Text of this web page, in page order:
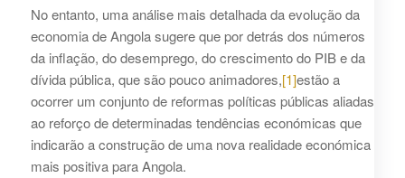
No entanto, uma análise mais detalhada da evolução da
economia de Angola sugere que por detrás dos números
da inflação, do desemprego, do crescimento do PIB e da
dívida pública, que são pouco animadores,[1]estão a
ocorrer um conjunto de reformas políticas públicas aliadas
ao reforço de determinadas tendências económicas que
indicarão a construção de uma nova realidade económica
mais positiva para Angola.